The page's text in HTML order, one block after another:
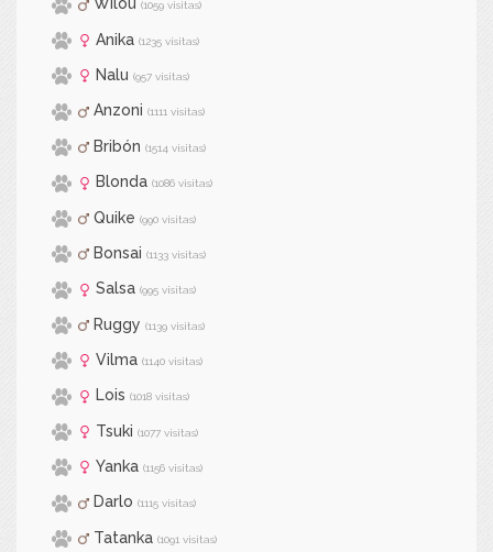
Wilou (1059 visitas)
Anika (1235 visitas)
Nalu (957 visitas)
Anzoni (1111 visitas)
Bribón (1514 visitas)
Blonda (1086 visitas)
Quike (990 visitas)
Bonsai (1133 visitas)
Salsa (995 visitas)
Ruggy (1139 visitas)
Vilma (1140 visitas)
Lois (1018 visitas)
Tsuki (1077 visitas)
Yanka (1156 visitas)
Darlo (1115 visitas)
Tatanka (1091 visitas)